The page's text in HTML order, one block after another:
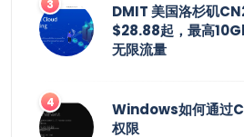
DMIT 美国洛杉矶
$28.88起，最高
无限流量
Windows如何通过
权限